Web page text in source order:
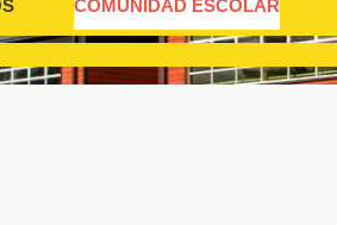
COMUNIDAD ESCOLAR